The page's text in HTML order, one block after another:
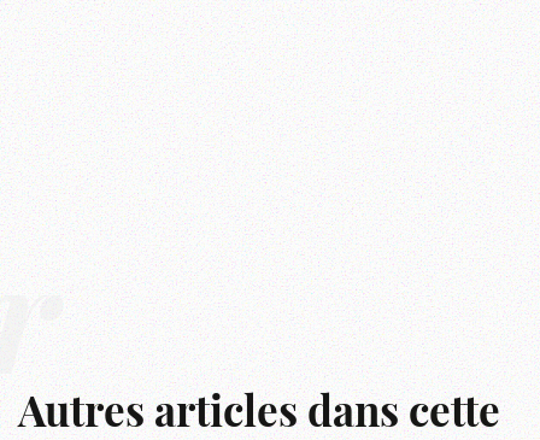
Autres articles dans cette